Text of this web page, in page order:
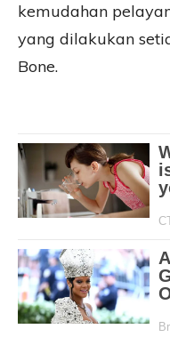
kemudahan
yang dilakukan
Bone.